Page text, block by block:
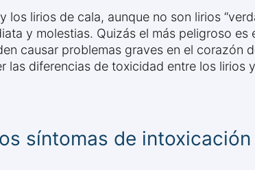
los lirios de cala, aunque no son lirios
y molestias. Quizás el más peligroso
causar problemas graves en el corazón
las diferencias de toxicidad entre los
síntomas de